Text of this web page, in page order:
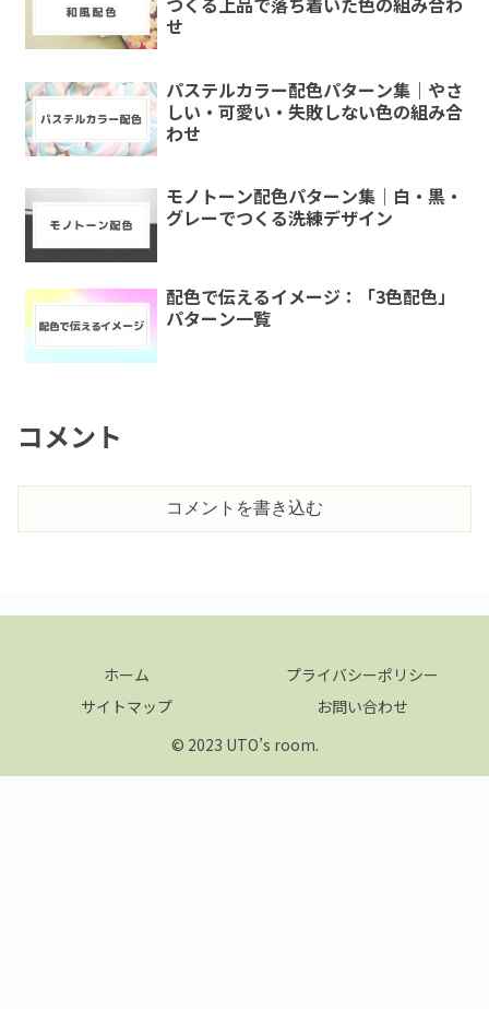
せ
パステルカラー配色パターン集｜やさ
しい・可愛い・失敗しない色の組み合
わせ
モノトーン配色パターン集｜白・黒・
グレーでつくる洗練デザイン
配色で伝えるイメージ：「3色配色」
パターン一覧
コメント
コメントを書き込む
ホーム
プライバシーポリシー
サイトマップ
お問い合わせ
© 2023 UTO’s room.